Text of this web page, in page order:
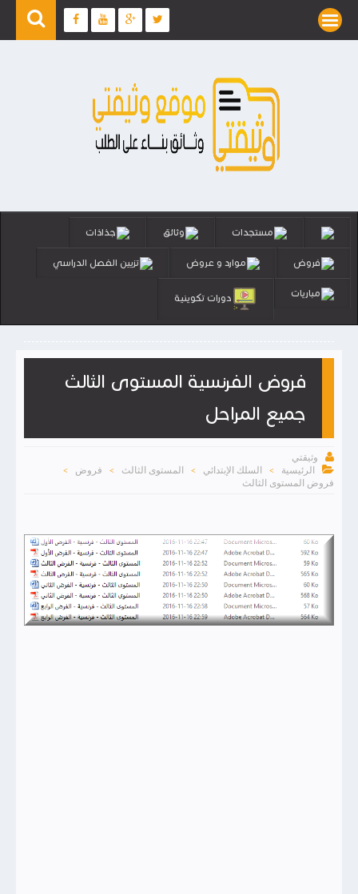
مستجدات وثائق جذاذات
فروض موارد و عروض تزيين الفصل الدراسي
مباريات دورات تكوينية
فروض الفرنسية المستوى الثالث
جميع المراحل

وثيقتي

الرئيسية > السلك الإبتدائي > المستوى الثالث > فروض >
فروض المستوى الثالث